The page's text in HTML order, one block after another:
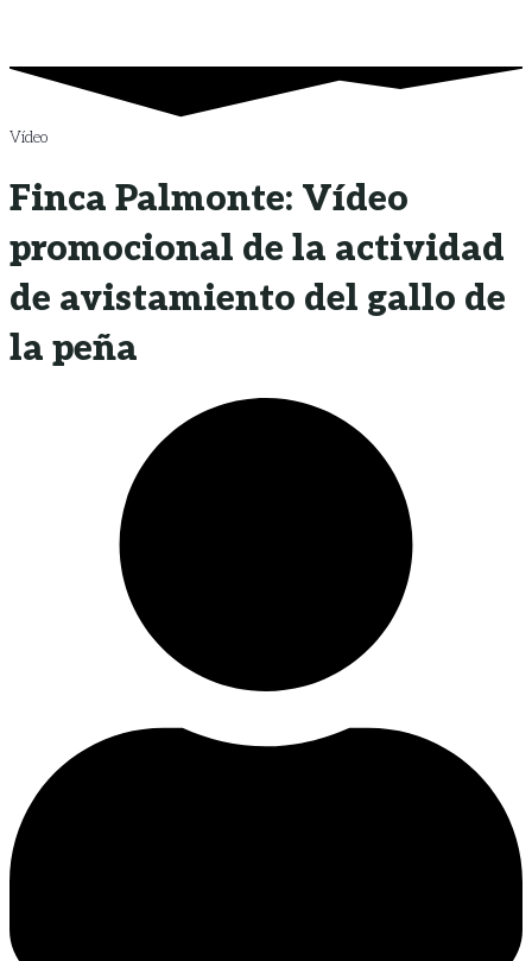
Vídeo
Finca Palmonte: Vídeo
promocional de la actividad
de avistamiento del gallo de
la peña